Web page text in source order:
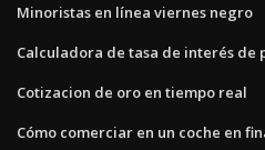
Minoristas en línea viernes negro
Calculadora de tasa de interés de
Cotizacion de oro en tiempo real
Cómo comerciar en un coche en